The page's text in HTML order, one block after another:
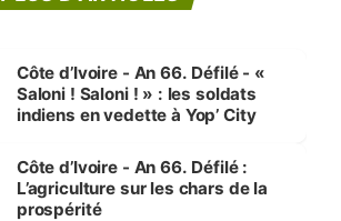
Côte d’Ivoire - An 66. Défilé - «
Saloni ! Saloni ! » : les soldats
indiens en vedette à Yop’ City
Côte d’Ivoire - An 66. Défilé :
L’agriculture sur les chars de la
prospérité